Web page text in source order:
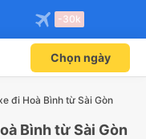
-30k
Chọn ngày
đi Hoà Bình từ Sài Gòn
Bình từ Sài Gòn